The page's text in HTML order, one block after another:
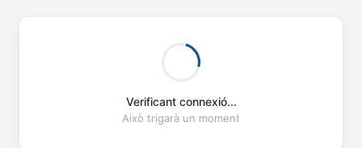
Verificant connexió...
Això trigarà un moment